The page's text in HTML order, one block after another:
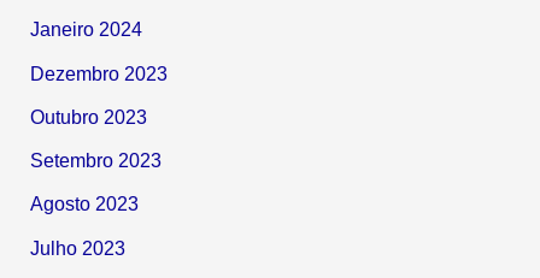
Janeiro 2024
Dezembro 2023
Outubro 2023
Setembro 2023
Agosto 2023
Julho 2023